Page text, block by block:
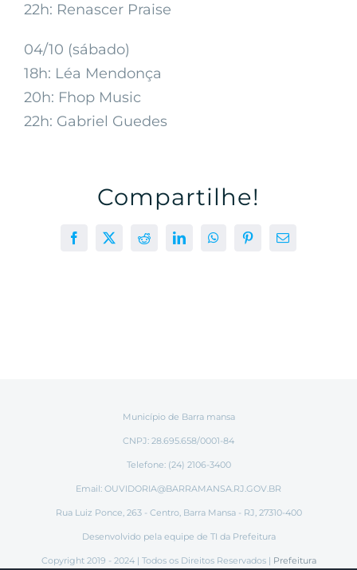
22h: Renascer Praise
04/10 (sábado)
18h: Léa Mendonça
20h: Fhop Music
22h: Gabriel Guedes
Compartilhe!
Facebook
X RedditLinkedInWhatsAppPinterest
E-
Município de Barra mansa
CNPJ: 28.695.658/0001-84
Telefone: (24) 2106-3400
Email: OUVIDORIA@BARRAMANSA.RJ.GOV.BR
Rua Luiz Ponce, 263 - Centro, Barra Mansa - RJ, 27310-400
Desenvolvido pela equipe de TI da Prefeitura
Copyright 2019 - 2024 | Todos os Direitos Reservados | Prefeitura